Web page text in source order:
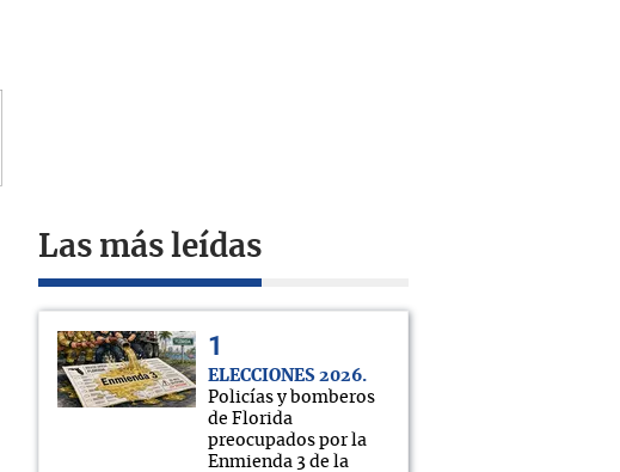
Las más leídas
ELECCIONES 2026
Policías y bomberos
de Florida
preocupados por la
Enmienda 3 de la